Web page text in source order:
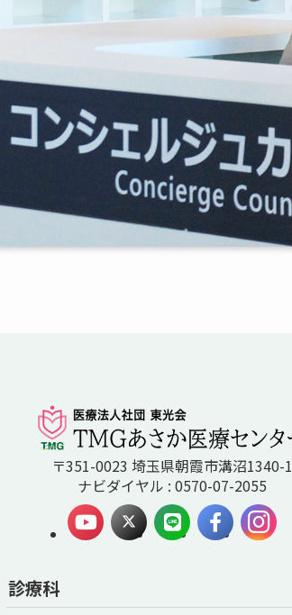
〒351-0023 埼玉県朝霞市溝沼1340-1
ナビダイヤル : 0570-07-2055
診療科